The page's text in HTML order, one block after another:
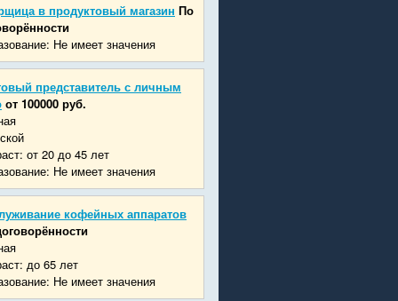
в продуктовый магазин По
Не имеет значения
представитель с личным
от 100000 руб.
от 20 до 45 лет
Не имеет значения
кофейных аппаратов
до 65 лет
Не имеет значения